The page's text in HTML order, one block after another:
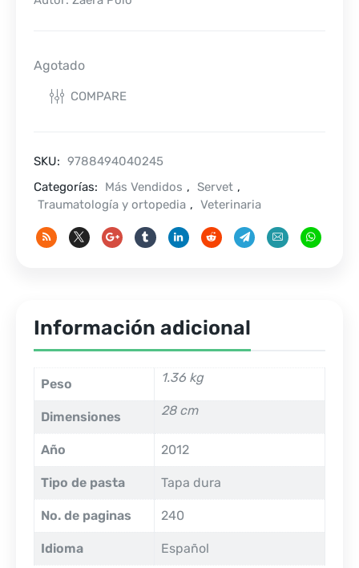
Agotado
COMPARE
SKU: 9788494040245
Categorías:
Más Vendidos , Servet ,
Traumatología y ortopedia , Veterinaria
Información adicional
Peso 1.36 kg
Dimensiones 28 cm
Año 2012
Tipo de pasta Tapa dura
No. de paginas 240
Idioma Español